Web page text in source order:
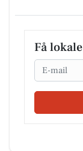
Få
Email